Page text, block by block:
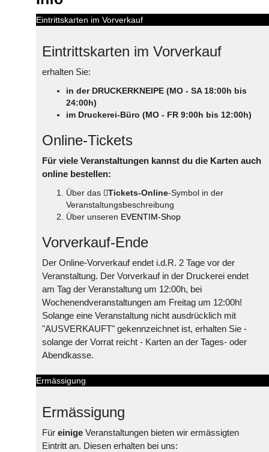
Eintrittskarten im Vorverkauf
Eintrittskarten im Vorverkauf
erhalten Sie:
in der DRUCKERKNEIPE (MO - SA 18:00h bis
24:00h)
im Druckerei-Büro (MO - FR 9:00h bis 12:00h)
Online-Tickets
Für viele Veranstaltungen kannst du die Karten auch
online bestellen:
Über das Tickets-Online-Symbol in der
Veranstaltungsbeschreibung
Über unseren EVENTIM-Shop
Vorverkauf-Ende
Der Online-Vorverkauf endet i.d.R. 2 Tage vor der
Veranstaltung. Der Vorverkauf in der Druckerei endet
am Tag der Veranstaltung um 12:00h, bei
Wochenendveranstaltungen am Freitag um 12:00h!
Solange eine Veranstaltung nicht ausdrücklich mit
"AUSVERKAUFT" gekennzeichnet ist, erhalten Sie -
solange der Vorrat reicht - Karten an der Tages- oder
Abendkasse.
Ermässigung
Ermässigung
Für einige Veranstaltungen bieten wir ermässigten
Eintritt an. Diesen erhalten bei uns: